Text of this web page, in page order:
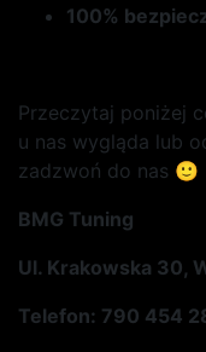
100%
Przeczytaj poniżej
u nas wygląda lub
zadzwoń do nas 🙂
BMG Tuning
Ul. Krakowska 30,
Telefon: 790 454